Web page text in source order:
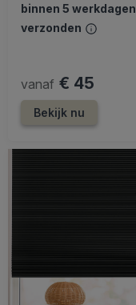
binnen 5 werkdagen
verzonden
vanaf € 45
Bekijk nu